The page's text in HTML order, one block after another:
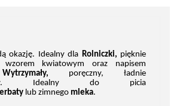
okazję. Idealny dla Rolniczki, pięknie
kwiatowym oraz napisem
Wytrzymały, poręczny, ładnie
Idealny do picia
lub zimnego mleka.